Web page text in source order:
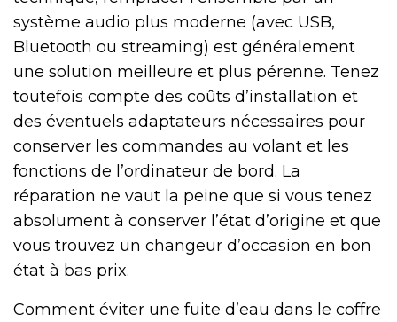
système audio plus moderne (avec USB,
Bluetooth ou streaming) est généralement
une solution meilleure et plus pérenne. Tenez
toutefois compte des coûts d’installation et
des éventuels adaptateurs nécessaires pour
conserver les commandes au volant et les
fonctions de l’ordinateur de bord. La
réparation ne vaut la peine que si vous tenez
absolument à conserver l’état d’origine et que
vous trouvez un changeur d’occasion en bon
état à bas prix.
Comment éviter une fuite d’eau dans le coffre